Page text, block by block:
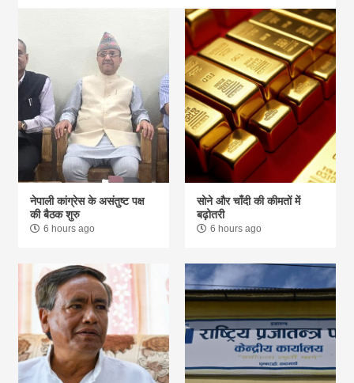
नेपाली कांग्रेस के असंतुष्ट पक्ष
की बैठक शुरु
6 hours ago
सोने और चाँदी की कीमतों में
बढ़ोतरी
6 hours ago